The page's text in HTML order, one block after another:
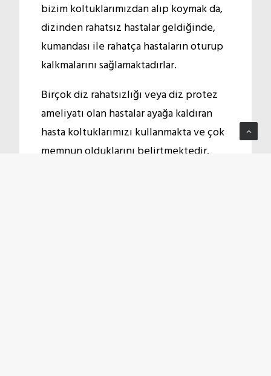
bizim koltuklarımızdan alıp koymak da,
dizinden rahatsız hastalar geldiğinde,
kumandası ile rahatça hastaların oturup
kalkmalarını sağlamaktadırlar.
Birçok diz rahatsızlığı veya diz protez
ameliyatı olan hastalar ayağa kaldıran
hasta koltuklarımızı kullanmakta ve çok
memnun olduklarını belirtmektedir.